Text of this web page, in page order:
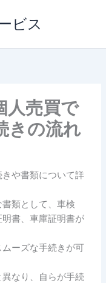
ビス
人売買で
きの流れ
や書類について詳
類として、車検
書、車庫証明書が
ーズな手続きが可
なり、自らが手続